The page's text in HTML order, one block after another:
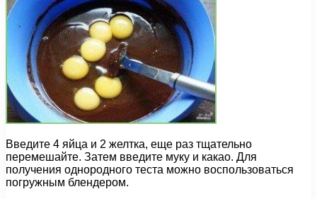
Введите 4 яйца и 2 желтка, еще раз тщательно
перемешайте. Затем введите муку и какао. Для
получения однородного теста можно воспользоваться
погружным блендером.